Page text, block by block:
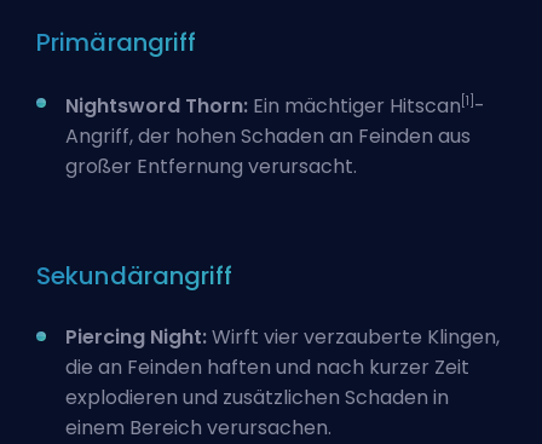
Primärangriff
Nightsword Thorn: Ein mächtiger Hitscan [1] -
Angriff, der hohen Schaden an Feinden aus
großer Entfernung verursacht.
Sekundärangriff
Piercing Night:Wirft vier verzauberte Klingen,
die an Feinden haften und nach kurzer Zeit
explodieren und zusätzlichen Schaden in
einem Bereich verursachen.